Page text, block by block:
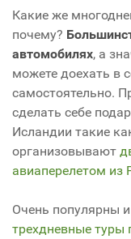
Какие же
почему?
автомобилях, а
можете доехать в
самостоятельно.
сделать себе
Исландии такие
организовывают
авиаперелетом из
Очень популярны
трехдневные